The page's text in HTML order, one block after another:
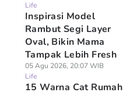
Life
Inspirasi Model
Rambut Segi Layer
Oval, Bikin Mama
Tampak Lebih Fresh
05 Agu 2026, 20:07 WIB
Life
15 Warna Cat Rumah